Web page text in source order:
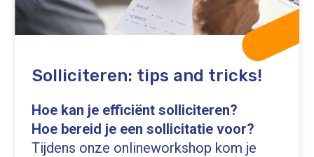
Solliciteren: tips and tricks!
Hoe kan je efficiënt solliciteren?
Hoe bereid je een sollicitatie voor?
Tijdens onze onlineworkshop kom je